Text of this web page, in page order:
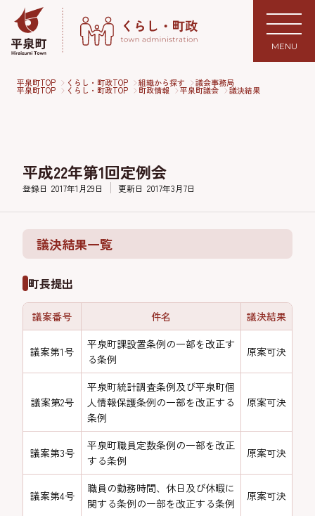
MENU
平泉町TOP くらし・町政TOP 組織から探す 議会事務局
平泉町TOP くらし・町政TOP 町政情報 平泉町議会 議決結果
平成22年第1回定例会
登録日 2017年1月29日 更新日 2017年3月7日
議決結果一覧
町長提出
議案番号 件名 議決結果
議案第1号
平泉町課設置条例の一部を改正す
る条例
原案可決
議案第2号
平泉町統計調査条例及び平泉町個
人情報保護条例の一部を改正する
条例
原案可決
議案第3号
平泉町職員定数条例の一部を改正
する条例
原案可決
議案第4号
職員の勤務時間、休日及び休暇に
関する条例の一部を改正する条例
原案可決